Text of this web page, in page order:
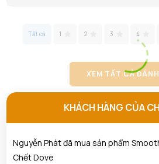
Tất cả 1 2 3 4
XEM TẤT CẢ
KHÁCH HÀNG CỦA
Hồng Skin1004
Huỳnh Trọng Nghĩa đã mua sản phẩm
Lâm Nguyễn Nhật Hoàng đã mua sản
Da Chết Dove
Nguyễn Phát đã mua sản phẩm
Chết Dove